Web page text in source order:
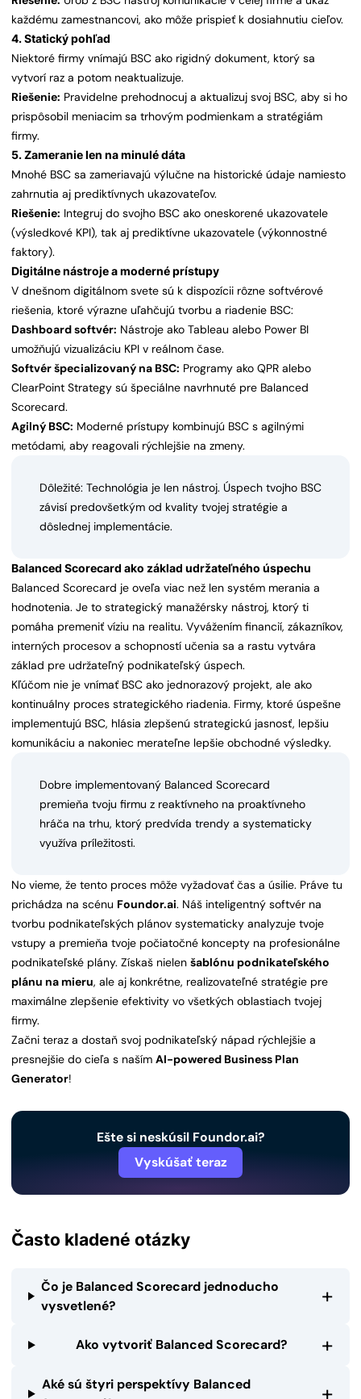
každému zamestnancovi, ako môže prispieť k dosiahnutiu cieľov.
4. Statický pohľad
Niektoré firmy vnímajú BSC ako rigidný dokument, ktorý sa
vytvorí raz a potom neaktualizuje.
Riešenie: Pravidelne prehodnocuj a aktualizuj svoj BSC, aby si ho
prispôsobil meniacim sa trhovým podmienkam a stratégiám
firmy.
5. Zameranie len na minulé dáta
Mnohé BSC sa zameriavajú výlučne na historické údaje namiesto
zahrnutia aj prediktívnych ukazovateľov.
Riešenie: Integruj do svojho BSC ako oneskorené ukazovatele
(výsledkové KPI), tak aj prediktívne ukazovatele (výkonnostné
faktory).
Digitálne nástroje a moderné prístupy
V dnešnom digitálnom svete sú k dispozícii rôzne softvérové
riešenia, ktoré výrazne uľahčujú tvorbu a riadenie BSC:
Dashboard softvér: Nástroje ako Tableau alebo Power BI
umožňujú vizualizáciu KPI v reálnom čase.
Softvér špecializovaný na BSC: Programy ako QPR alebo
ClearPoint Strategy sú špeciálne navrhnuté pre Balanced
Scorecard.
Agilný BSC: Moderné prístupy kombinujú BSC s agilnými
metódami, aby reagovali rýchlejšie na zmeny.
Dôležité: Technológia je len nástroj. Úspech tvojho BSC
závisí predovšetkým od kvality tvojej stratégie a
dôslednej implementácie.
Balanced Scorecard ako základ udržateľného úspechu
Balanced Scorecard je oveľa viac než len systém merania a
hodnotenia. Je to strategický manažérsky nástroj, ktorý ti
pomáha premeniť víziu na realitu. Vyvážením financií, zákazníkov,
interných procesov a schopností učenia sa a rastu vytvára
základ pre udržateľný podnikateľský úspech.
Kľúčom nie je vnímať BSC ako jednorazový projekt, ale ako
kontinuálny proces strategického riadenia. Firmy, ktoré úspešne
implementujú BSC, hlásia zlepšenú strategickú jasnosť, lepšiu
komunikáciu a nakoniec merateľne lepšie obchodné výsledky.
Dobre implementovaný Balanced Scorecard
premieňa tvoju firmu z reaktívneho na proaktívneho
hráča na trhu, ktorý predvída trendy a systematicky
využíva príležitosti.
No vieme, že tento proces môže vyžadovať čas a úsilie. Práve tu
prichádza na scénu Foundor.ai. Náš inteligentný softvér na
tvorbu podnikateľských plánov systematicky analyzuje tvoje
vstupy a premieňa tvoje počiatočné koncepty na profesionálne
podnikateľské plány. Získaš nielen šablónu podnikateľského
plánu na mieru, ale aj konkrétne, realizovateľné stratégie pre
maximálne zlepšenie efektivity vo všetkých oblastiach tvojej
firmy.
Začni teraz a dostaň svoj podnikateľský nápad rýchlejšie a
presnejšie do cieľa s naším AI-powered Business Plan
Generator!
Ešte si neskúsil Foundor.ai?
Vyskúšať teraz
Často kladené otázky
Čo je Balanced Scorecard jednoducho
vysvetlené?
+
Ako vytvoriť Balanced Scorecard? +
Aké sú štyri perspektívy Balanced
+